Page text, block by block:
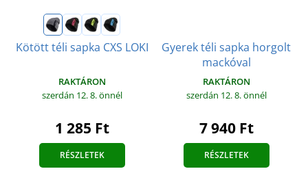
Kötött téli sapka CXS LOKI
RAKTÁRON
szerdán 12. 8.önnél
1 285 Ft
RÉSZLETEK
Gyerek téli sapka horgolt
mackóval
RAKTÁRON
szerdán 12. 8.önnél
7 940 Ft
RÉSZLETEK